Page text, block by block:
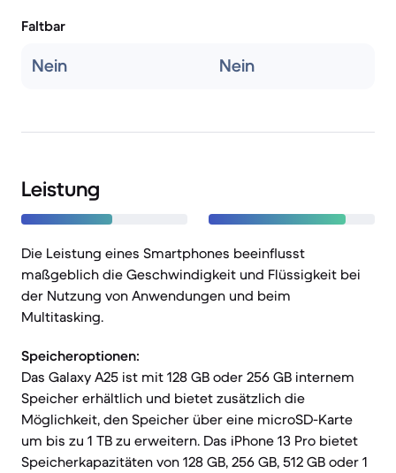
Faltbar
Nein Nein
Leistung
Die Leistung eines Smartphones beeinflusst
maßgeblich die Geschwindigkeit und Flüssigkeit bei
der Nutzung von Anwendungen und beim
Multitasking.
Speicheroptionen:
Das Galaxy A25 ist mit 128 GB oder 256 GB internem
Speicher erhältlich und bietet zusätzlich die
Möglichkeit, den Speicher über eine microSD-Karte
um bis zu 1 TB zu erweitern. Das iPhone 13 Pro bietet
Speicherkapazitäten von 128 GB, 256 GB, 512 GB oder 1